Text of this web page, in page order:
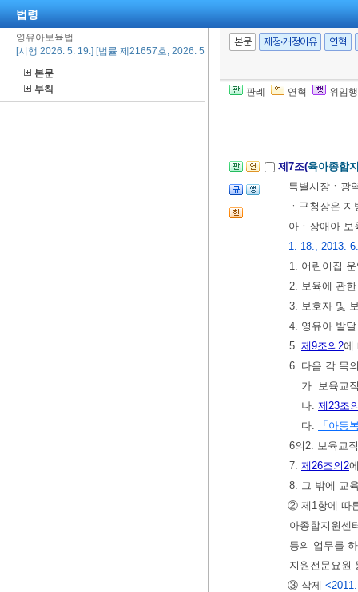
법령
영유아보육법
[시행 2026. 5. 19.] [법률 제21657호, 2026. 5. 19., 일부개정]
본문
부칙
본문 제정·개정이유 연혁
판례 연혁 위임
구성한다.<개
있다.<신설
④ 보육정책위
제7조(육아종합
특별시장ㆍ광
ㆍ구청장은
아ㆍ장애아
1. 18., 2013.
1. 어린이집
2. 보육에 관
3. 보호자 및
4. 영유아 발
5. 제9조의2에
6. 다음 각 목
가. 보육교
나. 제23조
다.
「아동
6의2. 보육교
7. 제26조의2
8. 그 밖에 교
② 제1항에 따
아종합지원센
등의 업무를
지원전문요원
③ 삭제